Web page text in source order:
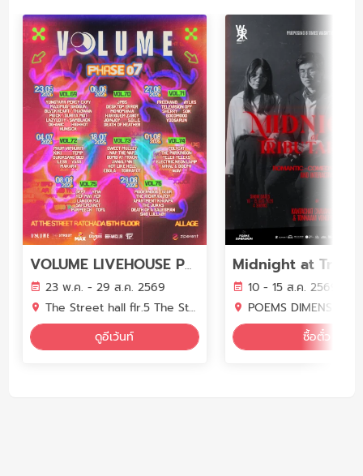
VOLUME LIVEHOUSE PHASE 7
23 พ.ค. - 29 ส.ค. 2569
The Street hall flr.5 The Street Ratchada
ดูอีเว้นท์
Midnight at
10 - 15 ส.ค. 2569
POEMS DIMENSION (Town
ซื้อตั๋ว